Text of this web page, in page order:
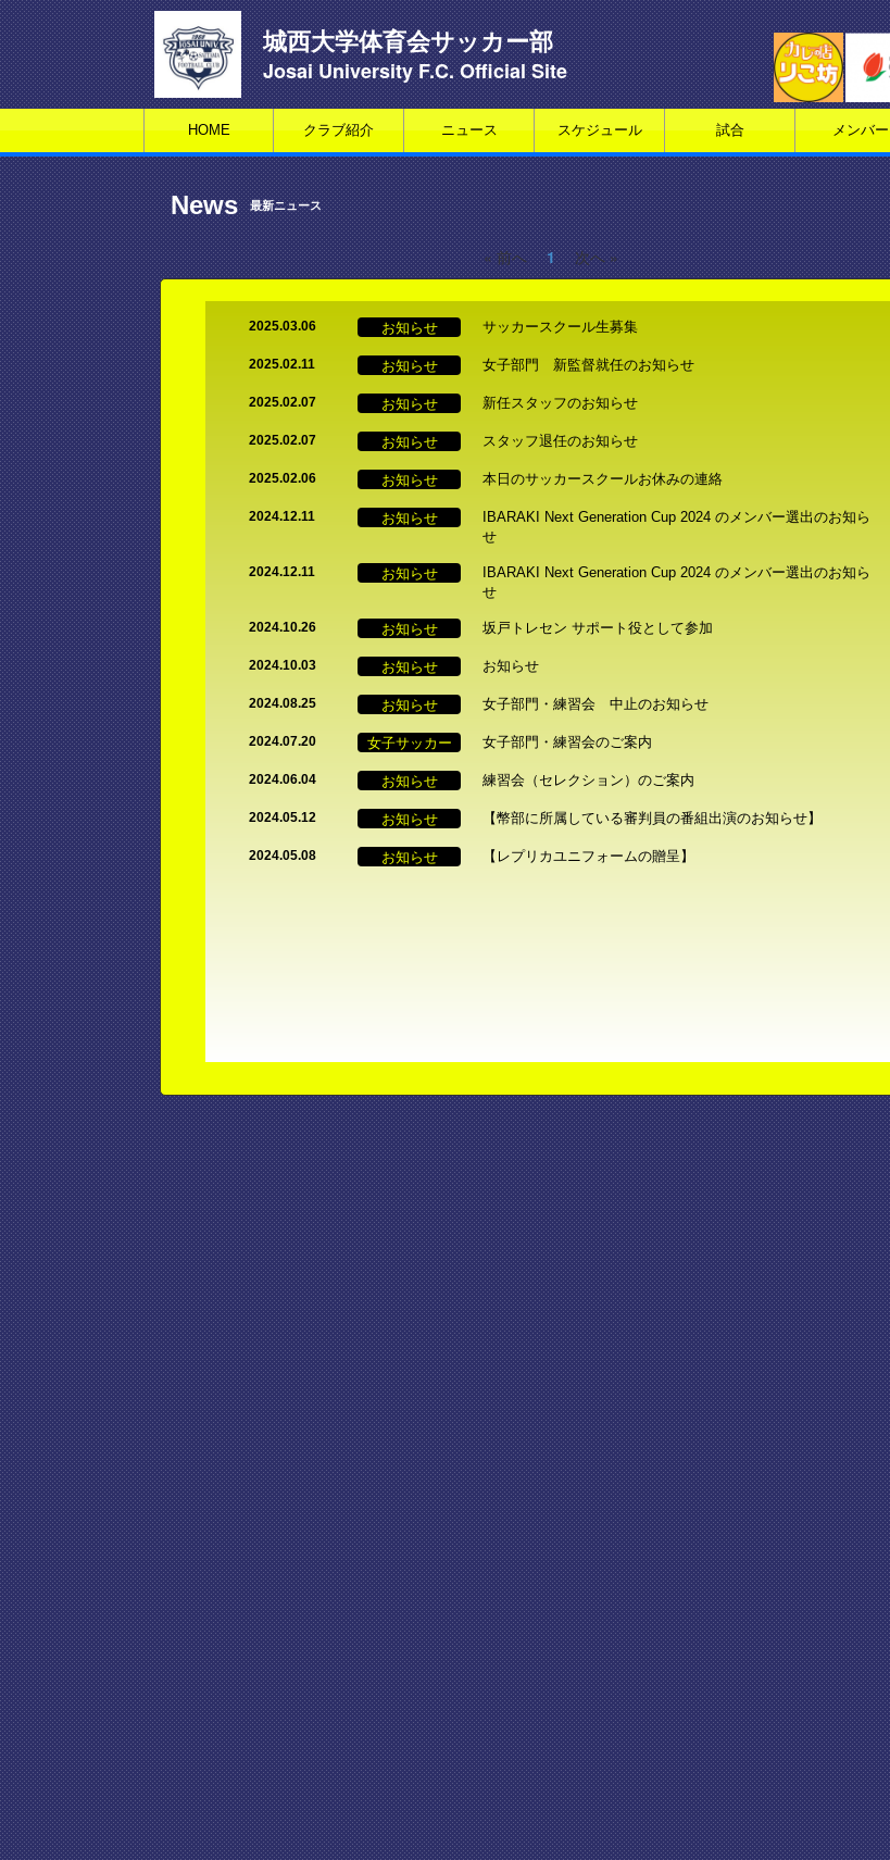
城西大学体育会サッカー部
Josai University F.C. Official Site
HOME クラブ紹介 ニュース スケジュール 試合 メンバー
News 最新ニュース
« 前へ 1 次へ »
2025.03.06 お知らせ サッカースクール生募集
2025.02.11 お知らせ 女子部門 新監督就任のお知らせ
2025.02.07 お知らせ 新任スタッフのお知らせ
2025.02.07 お知らせ スタッフ退任のお知らせ
2025.02.06 お知らせ 本日のサッカースクールお休みの連絡
2024.12.11 お知らせ
IBARAKI Next Generation Cup 2024 のメンバー選出のお知ら
せ
2024.12.11 お知らせ
IBARAKI Next Generation Cup 2024 のメンバー選出のお知ら
せ
2024.10.26 お知らせ 坂戸トレセン サポート役として参加
2024.10.03 お知らせ お知らせ
2024.08.25 お知らせ 女子部門・練習会 中止のお知らせ
2024.07.20 女子サッカー 女子部門・練習会のご案内
2024.06.04 お知らせ 練習会（セレクション）のご案内
2024.05.12 お知らせ 【幣部に所属している審判員の番組出演のお知らせ】
2024.05.08 お知らせ 【レプリカユニフォームの贈呈】